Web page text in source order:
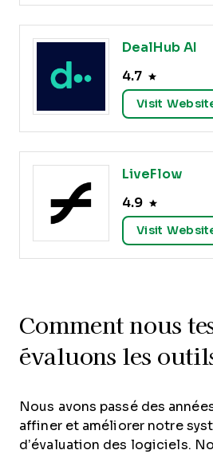
DealHub AI
4.7
Visit
LiveFlow
4.9
Visit
Comment nous
évaluons les
Nous avons passé des
affiner et améliorer notre
d’évaluation des logiciels.